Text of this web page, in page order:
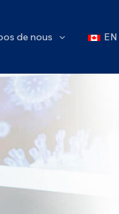
de nous EN